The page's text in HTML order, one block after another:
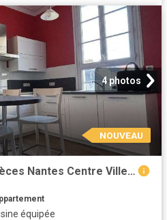
4 photos
NOUVEAU
Vente appartement 6 pièces Nantes Centre Ville 44
équipée